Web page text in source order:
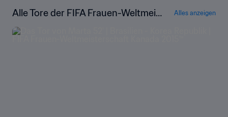
Alle Tore der FIFA Frauen-Weltmeis
terschaft Kanada 2015™
Alles anzeigen